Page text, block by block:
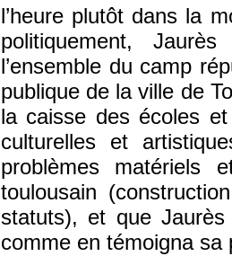
l’heure plutôt dans la
politiquement,
l’ensemble du camp
publique de la ville de
la caisse des écoles
culturelles et
problèmes matériels
toulousain
statuts), et que
comme en témoigna sa